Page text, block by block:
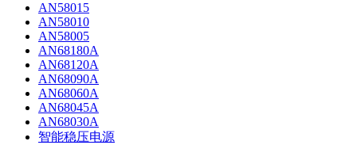
AN58015
AN58010
AN58005
AN68180A
AN68120A
AN68090A
AN68060A
AN68045A
AN68030A
智能稳压电源